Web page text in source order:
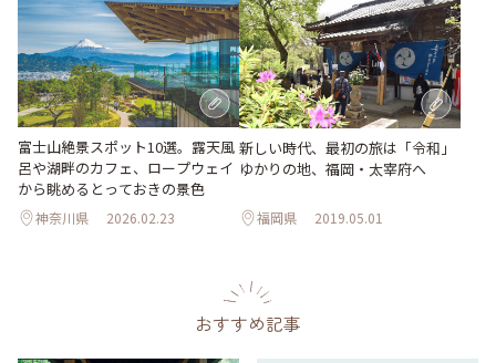
富士山絶景スポット10選。露天風
呂や湖畔のカフェ、ロープウェイ
から眺めるとっておきの景色
神奈川県 2026.02.23
新しい時代、最初の旅は「令和」
ゆかりの地、福岡・太宰府へ
福岡県 2019.05.01
おすすめ記事